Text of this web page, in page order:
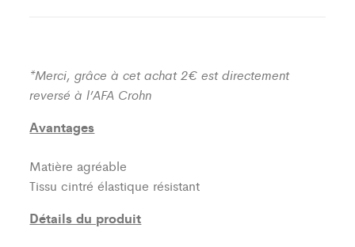
*Merci, grâce à cet achat 2€ est directement
reversé à l’AFA Crohn
Avantages
Matière agréable
Tissu cintré élastique résistant
Détails du produit